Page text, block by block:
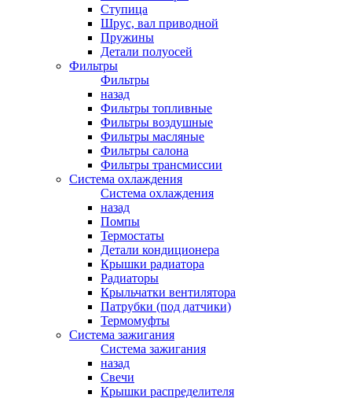
Ступица
Шрус, вал приводной
Пружины
Детали полуосей
Фильтры
Фильтры
назад
Фильтры топливные
Фильтры воздушные
Фильтры масляные
Фильтры салона
Фильтры трансмиссии
Система охлаждения
Система охлаждения
назад
Помпы
Термостаты
Детали кондиционера
Крышки радиатора
Радиаторы
Крыльчатки вентилятора
Патрубки (под датчики)
Термомуфты
Система зажигания
Система зажигания
назад
Свечи
Крышки распределителя